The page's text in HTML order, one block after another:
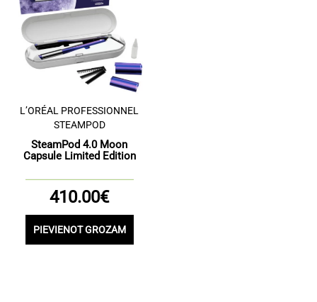
L’ORÉAL PROFESSIONNEL
STEAMPOD
SteamPod 4.0 Moon
Capsule Limited Edition
410.00€
PIEVIENOT GROZAM